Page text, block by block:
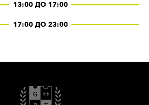
13:00 ДО 17:00
17:00 ДО 23:00